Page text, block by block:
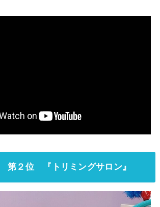
第２位 『トリミングサロン』